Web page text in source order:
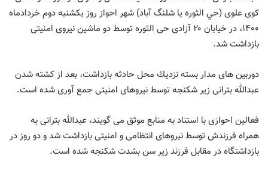
كوى علوى (حي الثوره يا شلنگ آباد) شهر احواز روز يكشنبه دوم خردادماه
۱۴۰۰، در خیابان ۲۰ آزادى حى الثوره توسط دو ماشين نيروى امنيتى
بازداشت شد.
دوربين هاى مدار بسته نزديك محل حادثه بازداشت، بعد از كشته شدن
عبدالله بترانى زير شكنجه توسط نيروهاى امنيتى جمع آورى شده است.
فعالین احوازی با استناد به منابع موثق مى گويند، عبدالله بترانى به
همراه فرزندش توسط نيروهاى انتظامى و امنيتى بازداشت شد و دو روز در
بازداشتگاه در مقابل فرزند زير سن بشدت شكنجه شده است.